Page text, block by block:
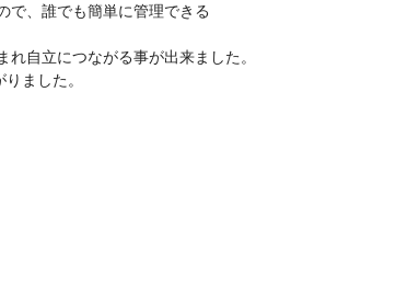
で、誰でも簡単に管理できる
自立につながる事が出来ました。
ました。